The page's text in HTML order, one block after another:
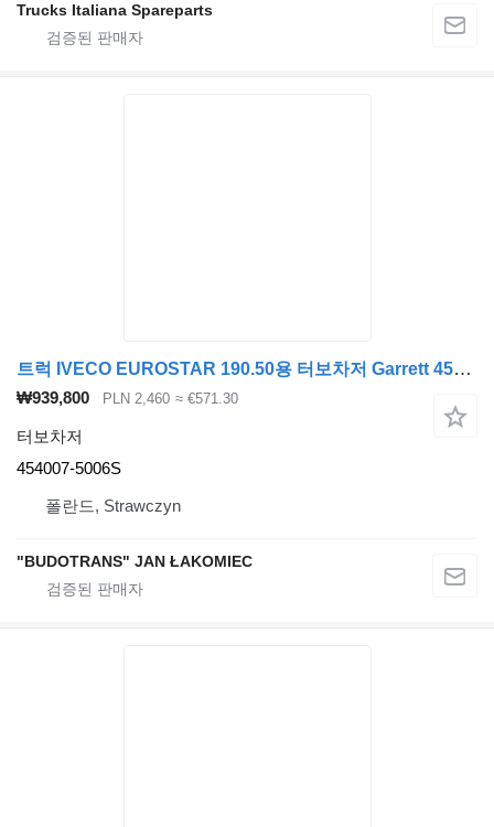
Trucks Italiana Spareparts
트럭 IVECO EUROSTAR 190.50용 터보차저 Garrett 454007-5006S
₩939,800 PLN 2,460 ≈ €571.30
터보차저
454007-5006S
폴란드, Strawczyn
"BUDOTRANS" JAN ŁAKOMIEC